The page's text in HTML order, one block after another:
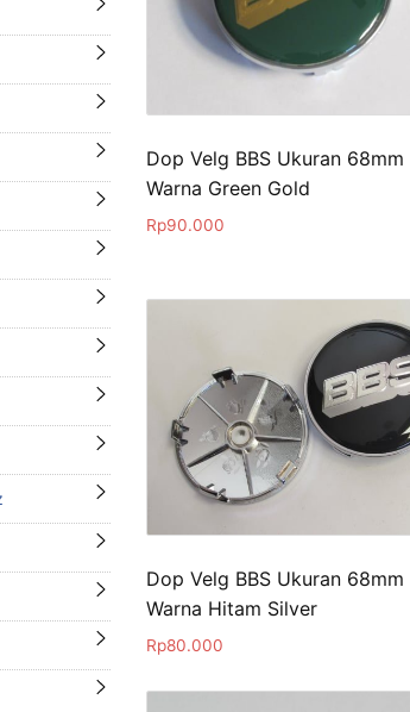
Dop Velg BBS Ukuran 68mm
Warna Green Gold
Rp90.000
Dop Velg BBS Ukuran 68mm
Warna Hitam Silver
Rp80.000